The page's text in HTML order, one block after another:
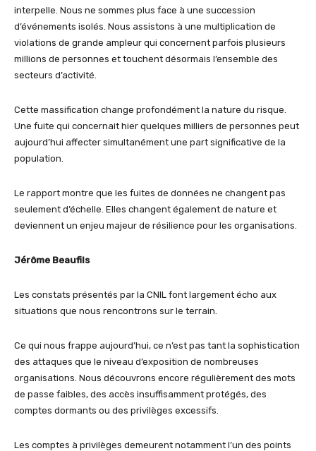
interpelle. Nous ne sommes plus face à une succession
d’événements isolés. Nous assistons à une multiplication de
violations de grande ampleur qui concernent parfois plusieurs
millions de personnes et touchent désormais l’ensemble des
secteurs d’activité.
Cette massification change profondément la nature du risque.
Une fuite qui concernait hier quelques milliers de personnes peut
aujourd’hui affecter simultanément une part significative de la
population.
Le rapport montre que les fuites de données ne changent pas
seulement d’échelle. Elles changent également de nature et
deviennent un enjeu majeur de résilience pour les organisations.
Jérôme Beaufils
Les constats présentés par la CNIL font largement écho aux
situations que nous rencontrons sur le terrain.
Ce qui nous frappe aujourd’hui, ce n’est pas tant la sophistication
des attaques que le niveau d’exposition de nombreuses
organisations. Nous découvrons encore régulièrement des mots
de passe faibles, des accès insuffisamment protégés, des
comptes dormants ou des privilèges excessifs.
Les comptes à privilèges demeurent notamment l’un des points